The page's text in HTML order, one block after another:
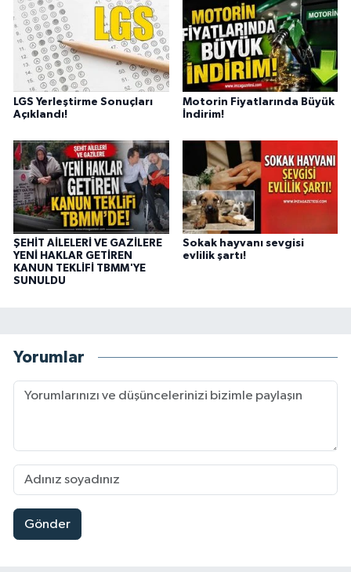
LGS Yerleştirme Sonuçları
Açıklandı!
Motorin Fiyatlarında Büyük
İndirim!
ŞEHİT AİLELERİ VE GAZİLERE
YENİ HAKLAR GETİREN
KANUN TEKLİFİ TBMM'YE
SUNULDU
Sokak hayvanı sevgisi
evlilik şartı!
Yorumlar
Gönder